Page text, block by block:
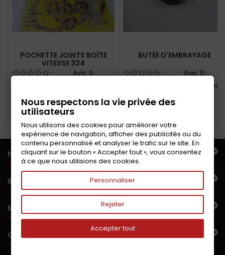
POCHETTE JOINTS BOÎTE
VITESSE 334
Avis: 0
Ajouter au panier
BUTÉE D'EMBRAYAGE
Avis: 0
Butée à billes pour 4L moteur
NOTRE OFFRE
INFORMATIONS
MON COMPTE
CONTACTEZ-NOUS
Nous respectons la vie privée des
utilisateurs
Nous utilisons des cookies pour améliorer votre
expérience de navigation, afficher des publicités ou du
contenu personnalisé et analyser le trafic sur le site. En
cliquant sur le bouton « Accepter tout », vous consentez
à ce que nous utilisions des cookies.
Personnaliser
Rejeter
Accepter tout